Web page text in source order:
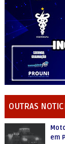
OUTRAS
em